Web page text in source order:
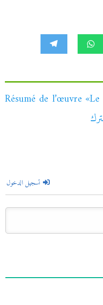
«Résumé de l’œuvre
تسجيل الدخول